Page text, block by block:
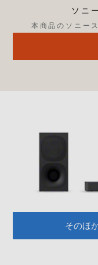
ソニ
本商品のソニー
そのほ